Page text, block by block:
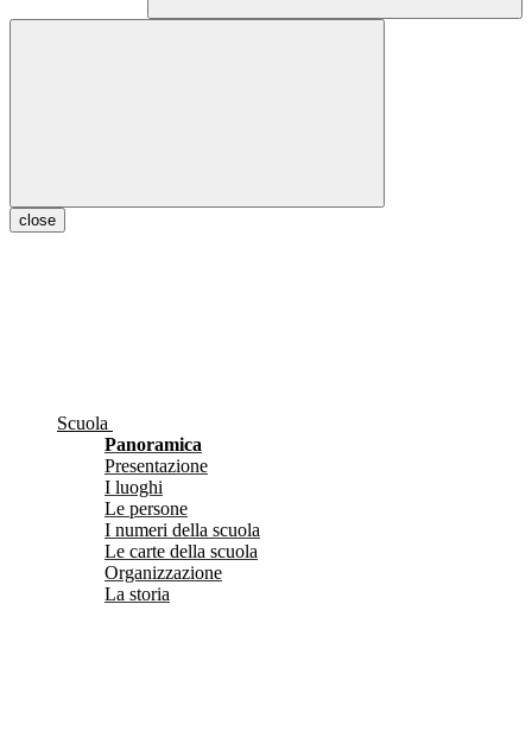
close
Scuola
Panoramica
Presentazione
I luoghi
Le persone
I numeri della scuola
Le carte della scuola
Organizzazione
La storia